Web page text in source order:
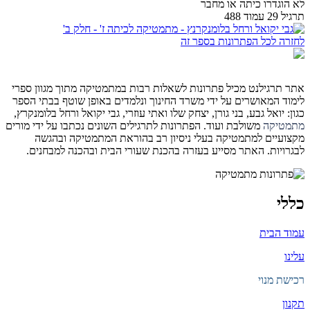
לא הוגדרו כיתה או מחבר
תרגיל 29 עמוד 488
לחזרה לכל הפתרונות בספר זה
אתר תרגילנט מכיל פתרונות לשאלות רבות במתמטיקה מתוך מגוון ספרי
לימוד המאושרים על ידי משרד החינוך ונלמדים באופן שוטף בבתי הספר
כגון: יואל גבע, בני גורן, יצחק שלו ואתי עוזרי, גבי יקואל ורחל בלומנקרץ,
מתמטיקה משולבת ועוד. הפתרונות לתרגילים השונים נכתבו על ידי מורים
מקצועיים למתמטיקה בעלי ניסיון רב בהוראת המתמטיקה ובהגשה
לבגרויות. האתר מסייע בעזרה בהכנת שעורי הבית ובהכנה למבחנים.
כללי
עמוד הבית
עלינו
רכישת מנוי
תקנון